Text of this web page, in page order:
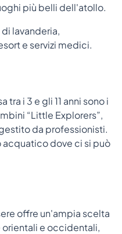
più belli dell'atollo.
lavanderia,
e servizi medici.
i 3 e gli 11 anni sono i
“Little Explorers”,
da professionisti.
acquatico dove ci si può
offre un'ampia scelta
e occidentali,